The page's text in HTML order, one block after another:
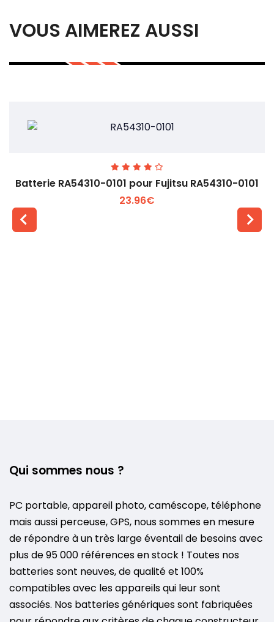
VOUS AIMEREZ AUSSI
Batterie RA54310-0101 pour Fujitsu RA54310-0101
23.96€
Qui sommes nous ?
PC portable, appareil photo, caméscope, téléphone
mais aussi perceuse, GPS, nous sommes en mesure
de répondre à un très large éventail de besoins avec
plus de 95 000 références en stock ! Toutes nos
batteries sont neuves, de qualité et 100%
compatibles avec les appareils qui leur sont
associés. Nos batteries génériques sont fabriquées